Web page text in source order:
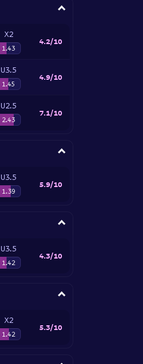
X2
1.43
4.2/10
U3.5
1.45
4.9/10
U2.5
2.43
7.1/10
U3.5
1.39
5.9/10
U3.5
1.42
4.3/10
X2
1.42
5.3/10